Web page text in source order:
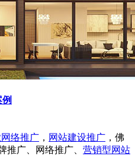
络推广 ， 网站建设推广 ，佛
推广、网络推广、 营销型网站